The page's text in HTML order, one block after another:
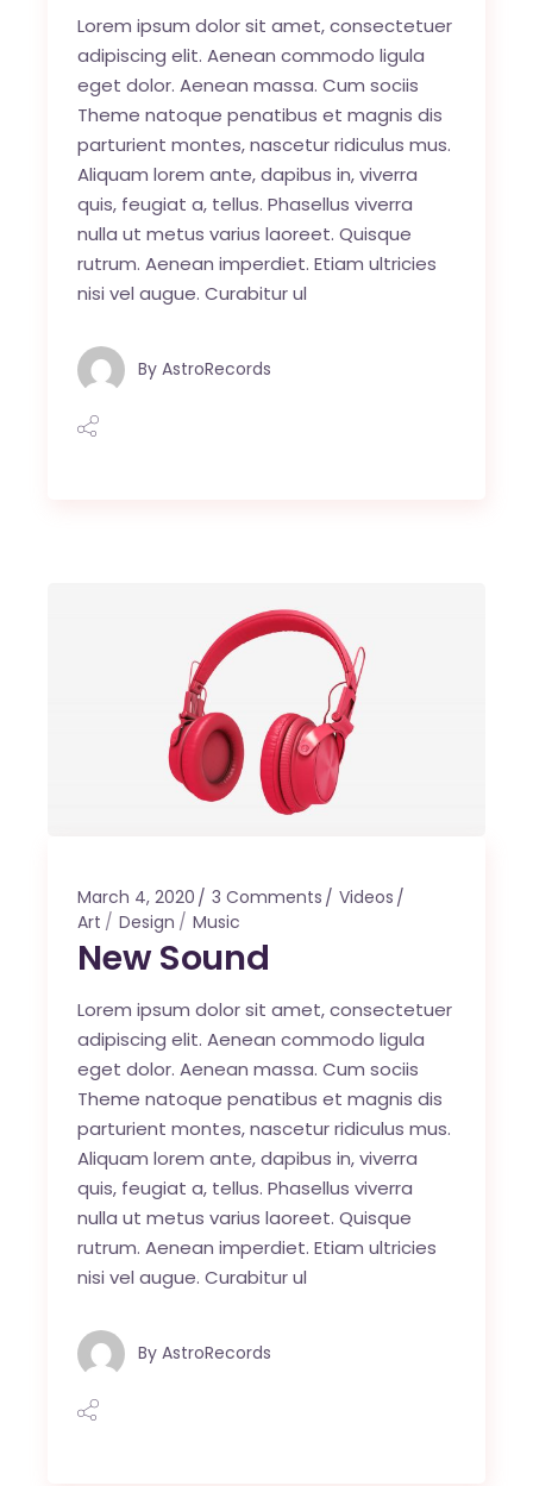
Lorem ipsum dolor sit amet, consectetuer
adipiscing elit. Aenean commodo ligula
eget dolor. Aenean massa. Cum sociis
Theme natoque penatibus et magnis dis
parturient montes, nascetur ridiculus mus.
Aliquam lorem ante, dapibus in, viverra
quis, feugiat a, tellus. Phasellus viverra
nulla ut metus varius laoreet. Quisque
rutrum. Aenean imperdiet. Etiam ultricies
nisi vel augue. Curabitur ul
By AstroRecords
March 4, 2020 3 Comments
Videos
Art
Design Music
New Sound
Lorem ipsum dolor sit amet, consectetuer
adipiscing elit. Aenean commodo ligula
eget dolor. Aenean massa. Cum sociis
Theme natoque penatibus et magnis dis
parturient montes, nascetur ridiculus mus.
Aliquam lorem ante, dapibus in, viverra
quis, feugiat a, tellus. Phasellus viverra
nulla ut metus varius laoreet. Quisque
rutrum. Aenean imperdiet. Etiam ultricies
nisi vel augue. Curabitur ul
By AstroRecords